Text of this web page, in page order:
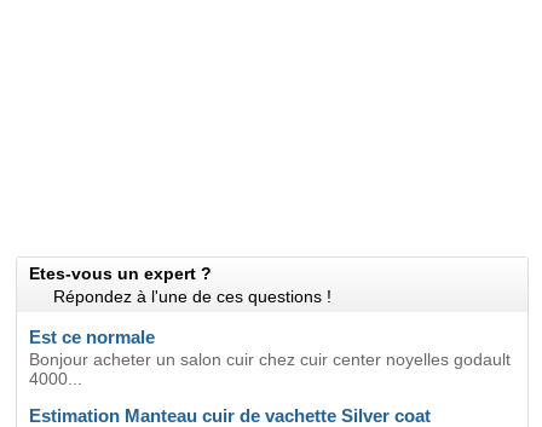
Etes-vous un expert ?
Répondez à l'une de ces questions !
Est ce normale
Bonjour acheter un salon cuir chez cuir center noyelles godault
4000...
Estimation Manteau cuir de vachette Silver coat